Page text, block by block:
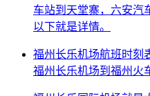
车站到天堂寨，六安汽
以下就是详情。
福州长乐机场航班时刻
福州长乐机场到福州火